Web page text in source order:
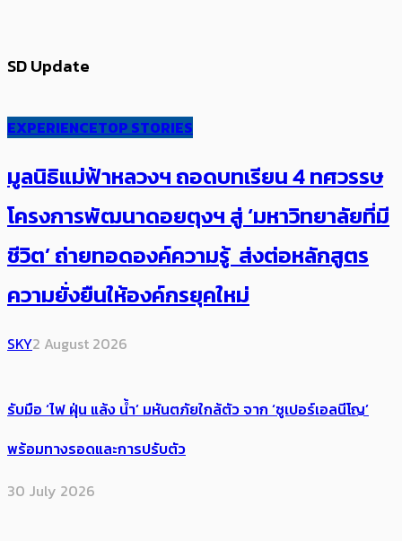
SD Update
EXPERIENCETOP STORIES
มูลนิธิแม่ฟ้าหลวงฯ ถอดบทเรียน 4 ทศวรรษ
โครงการพัฒนาดอยตุงฯ สู่ ‘มหาวิทยาลัยที่มี
ชีวิต’ ถ่ายทอดองค์ความรู้ ส่งต่อหลักสูตร
ความยั่งยืนให้องค์กรยุคใหม่
SKY2 August 2026
รับมือ ‘ไฟ ฝุ่น แล้ง น้ำ’ มหันตภัยใกล้ตัว จาก ‘ซูเปอร์เอลนีโญ’
พร้อมทางรอดและการปรับตัว
30 July 2026